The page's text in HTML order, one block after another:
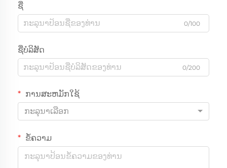
ຊື່
0/100
ຊື່ບໍລິສັດ
0/200
ການສະຫມັກໃຊ້
ກະລຸນາເລືອກ
ຂໍ້ຄວາມ